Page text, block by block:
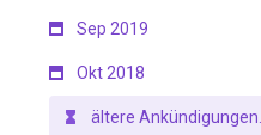
Sep 2019
Okt 2018
ältere Ankündigungen...